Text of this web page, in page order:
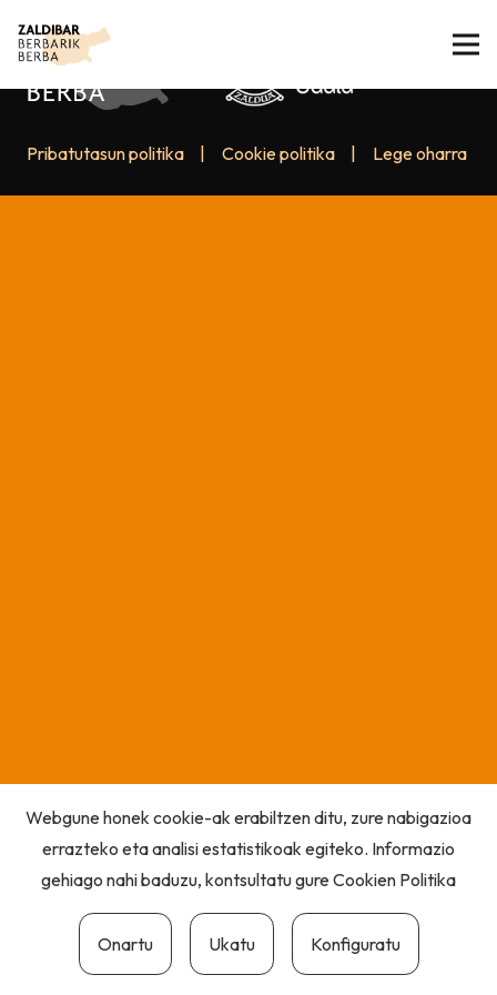
Pribatutasun politika Cookie politika Lege oharra
Webgune honek cookie-ak erabiltzen ditu, zure nabigazioa
errazteko eta analisi estatistikoak egiteko. Informazio
gehiago nahi baduzu, kontsultatu gureCookien Politika
Onartu Ukatu Konfiguratu